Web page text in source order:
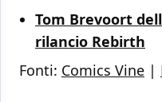
Tom Brevoort
rilancio Rebirth
Fonti: Comics Vine |